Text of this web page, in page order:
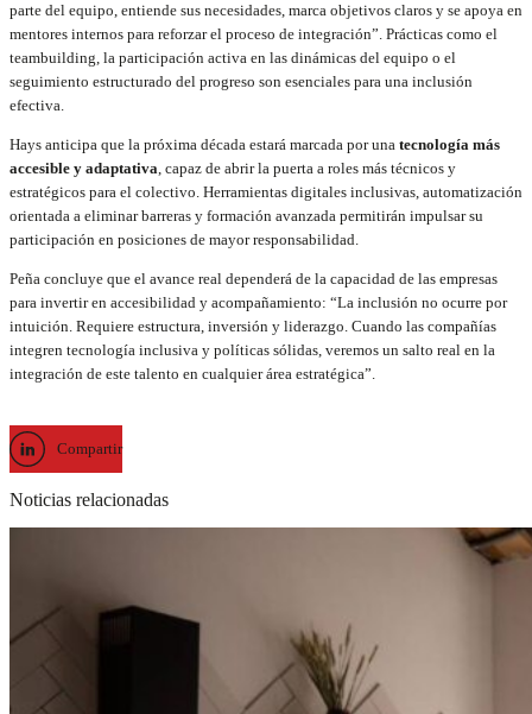
parte del equipo, entiende sus necesidades, marca objetivos claros y se apoya en
mentores internos para reforzar el proceso de integración”. Prácticas como el
teambuilding, la participación activa en las dinámicas del equipo o el
seguimiento estructurado del progreso son esenciales para una inclusión
efectiva.
Hays anticipa que la próxima década estará marcada por una tecnología más
accesible y adaptativa , capaz de abrir la puerta a roles más técnicos y
estratégicos para el colectivo. Herramientas digitales inclusivas, automatización
orientada a eliminar barreras y formación avanzada permitirán impulsar su
participación en posiciones de mayor responsabilidad.
Peña concluye que el avance real dependerá de la capacidad de las empresas
para invertir en accesibilidad y acompañamiento: “La inclusión no ocurre por
intuición. Requiere estructura, inversión y liderazgo. Cuando las compañías
integren tecnología inclusiva y políticas sólidas, veremos un salto real en la
integración de este talento en cualquier área estratégica”.
Compartir
Noticias relacionadas